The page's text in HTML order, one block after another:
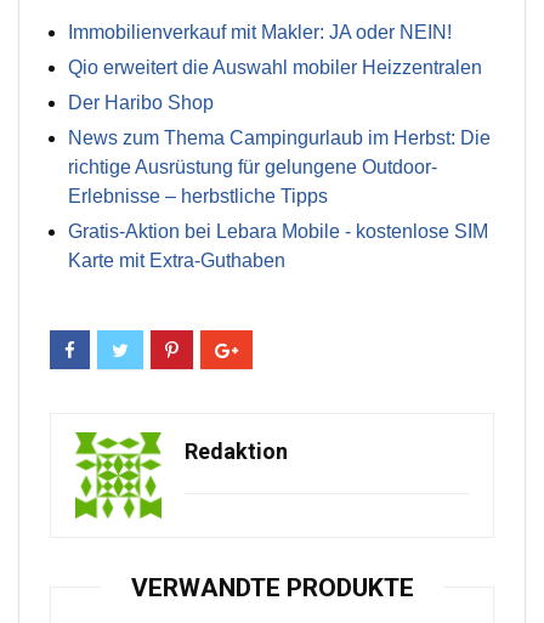
Immobilienverkauf mit Makler: JA oder NEIN!
Qio erweitert die Auswahl mobiler Heizzentralen
Der Haribo Shop
News zum Thema Campingurlaub im Herbst: Die
richtige Ausrüstung für gelungene Outdoor-
Erlebnisse – herbstliche Tipps
Gratis-Aktion bei Lebara Mobile - kostenlose SIM
Karte mit Extra-Guthaben
Redaktion
VERWANDTE PRODUKTE